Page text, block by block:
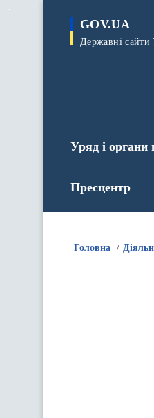
GOV.UA
Державні сайти
Уряд і органи
Пресцентр
Головна